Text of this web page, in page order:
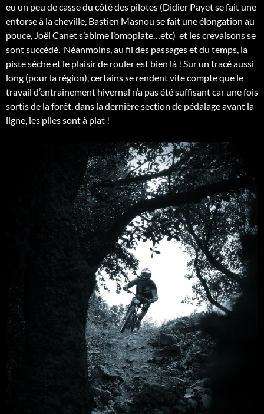
eu un peu de casse du côté des pilotes (Didier Payet se fait une
entorse à la cheville, Bastien Masnou se fait une élongation au
pouce, Joël Canet s’abime l’omoplate…etc) et les crevaisons se
sont succédé. Néanmoins, au fil des passages et du temps, la
piste sèche et le plaisir de rouler est bien là ! Sur un tracé aussi
long (pour la région), certains se rendent vite compte que le
travail d’entrainement hivernal n’a pas été suffisant car une fois
sortis de la forêt, dans la dernière section de pédalage avant la
ligne, les piles sont à plat !